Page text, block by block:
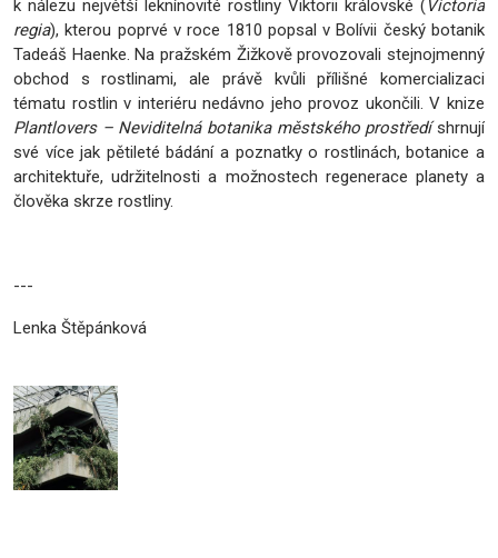
k nálezu největší leknínovité rostliny Viktorii královské (Victoria
regia), kterou poprvé v roce 1810 popsal v Bolívii český botanik
Tadeáš Haenke. Na pražském Žižkově provozovali stejnojmenný
obchod s rostlinami, ale právě kvůli přílišné komercializaci
tématu rostlin v interiéru nedávno jeho provoz ukončili. V knize
Plantlovers – Neviditelná botanika městského prostředíshrnují
své více jak pětileté bádání a poznatky o rostlinách, botanice a
architektuře, udržitelnosti a možnostech regenerace planety a
člověka skrze rostliny.
---
Lenka Štěpánková